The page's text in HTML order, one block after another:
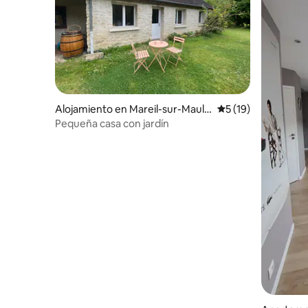
Alojamiento en Mareil-sur-Mauld
re
Calificación
5 (19)
Pequeña casa con jardín